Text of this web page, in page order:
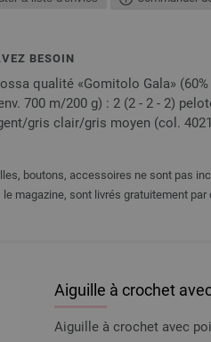
BESOIN
qualité «Gomitolo Gala»
700 m/200 g) : 2 (2 - 2 - 2)
gris clair/gris moyen (col.
boutons, accessoires ne sont pas
le magazine, sont livrés gratuitement par
Aiguille à crochet
Aiguille à crochet avec